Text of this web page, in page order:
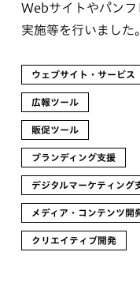
Webサイトやパンフ
実施等を行いました。
ウェブサイト・サービス
広報ツール
販促ツール
ブランディング支援
デジタルマーケティング
メディア・コンテンツ開
クリエイティブ開発